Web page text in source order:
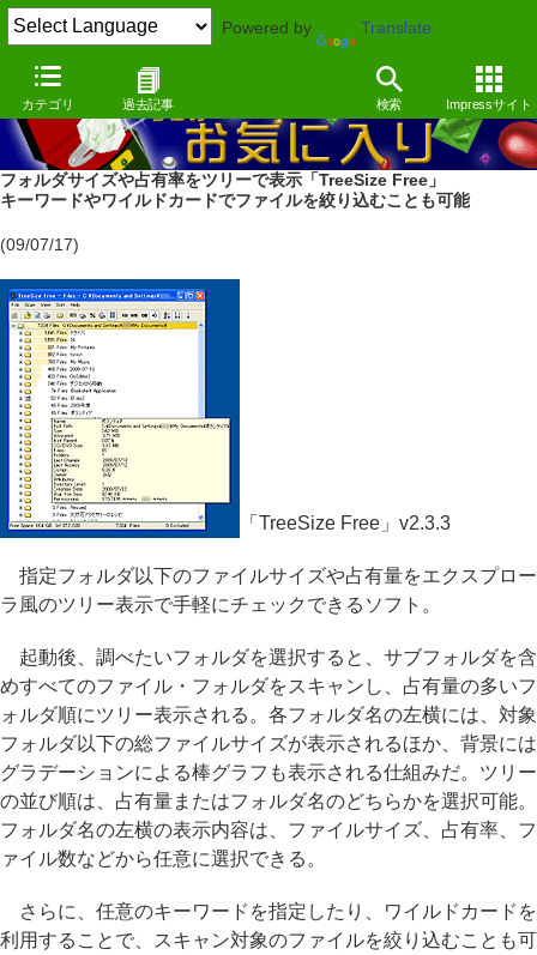
Powered by Translate
カテゴリ 過去記事 検索 Impressサイト
フォルダサイズや占有率をツリーで表示「TreeSize Free」
キーワードやワイルドカードでファイルを絞り込むことも可能
(09/07/17)
「TreeSize Free」v2.3.3
指定フォルダ以下のファイルサイズや占有量をエクスプロー
ラ風のツリー表示で手軽にチェックできるソフト。
起動後、調べたいフォルダを選択すると、サブフォルダを含
めすべてのファイル・フォルダをスキャンし、占有量の多いフ
ォルダ順にツリー表示される。各フォルダ名の左横には、対象
フォルダ以下の総ファイルサイズが表示されるほか、背景には
グラデーションによる棒グラフも表示される仕組みだ。ツリー
の並び順は、占有量またはフォルダ名のどちらかを選択可能。
フォルダ名の左横の表示内容は、ファイルサイズ、占有率、フ
ァイル数などから任意に選択できる。
さらに、任意のキーワードを指定したり、ワイルドカードを
利用することで、スキャン対象のファイルを絞り込むことも可